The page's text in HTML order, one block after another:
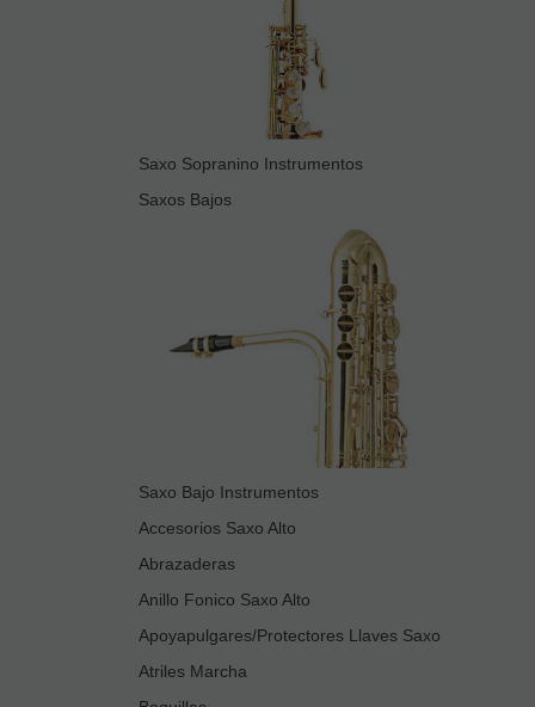
Saxo Sopranino Instrumentos
Saxos Bajos
Saxo Bajo Instrumentos
Accesorios Saxo Alto
Abrazaderas
Anillo Fonico Saxo Alto
Apoyapulgares/Protectores Llaves Saxo
Atriles Marcha